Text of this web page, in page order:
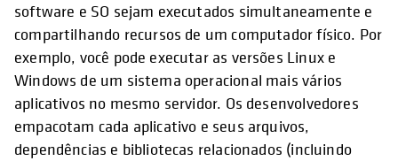
software e SO sejam executados simultaneamente e
compartilhando recursos de um computador físico. Por
exemplo, você pode executar as versões Linux e
Windows de um sistema operacional mais vários
aplicativos no mesmo servidor. Os desenvolvedores
empacotam cada aplicativo e seus arquivos,
dependências e bibliotecas relacionados (incluindo